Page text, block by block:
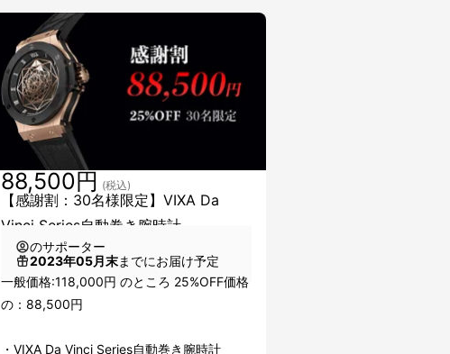
【感謝割：30名様限定】VIXA Da
Vinci Series自動巻き腕時計
88,500円 (税込)
のサポーター
2023年05月末までにお届け予定
一般価格:118,000円 のところ 25%OFF価格
の：88,500円
・VIXA Da Vinci Series自動巻き腕時計